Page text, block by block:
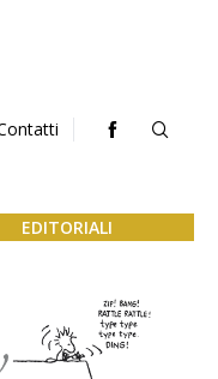
EDITORIALI